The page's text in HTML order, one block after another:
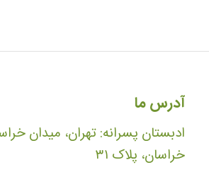
آدرس ما
ادبستان پسرانه: تهران، میدان
خراسان، پلاک ۳۱